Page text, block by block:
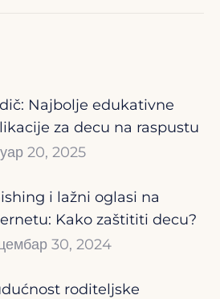
Najbolje edukativne
za decu na raspustu
20, 2025
i lažni oglasi na
Kako zaštititi decu?
30, 2024
roditeljske